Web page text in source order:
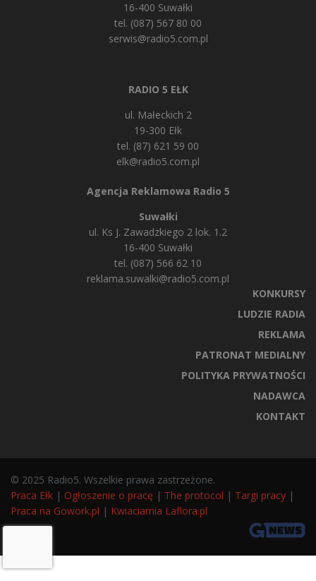
16-400 Suwałki
tel. (087) 567 80 00
serwis@radio5.com.pl
RADIO 5 EŁK
ul. Małeckich 2
19-300 Ełk
tel. (87) 621 59 00
elk@radio5.com.pl
Agencja Reklamowa Radio 5
Suwałki
ul. Ks J. Zawadzkiego 2 lok. 1.2
16-400 Suwałki
tel. (087) 566 62 10
reklama.suwalki@radio5.com.pl
KONKURSY
LUDZIE RADIA
REKLAMA
PATRONAT MEDIALNY
POLITYKA PRYWATNOŚCI
NADAWCA
KONTAKT
© 2025 Radio5. Wszelkie prawa zastrzeżone.
Praca Ełk | Ogłoszenie o pracę | The protocol | Targi pracy |
Praca na Gowork.pl | Kwiaciarnia Laflora.pl